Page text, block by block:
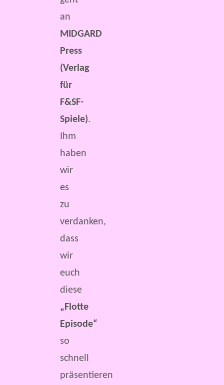
an
MIDGARD
Press
(Verlag
für
F&SF-
Spiele).
Ihm
haben
wir
es
zu
verdanken,
dass
wir
euch
diese
„Flotte
Episode“
so
schnell
präsentieren